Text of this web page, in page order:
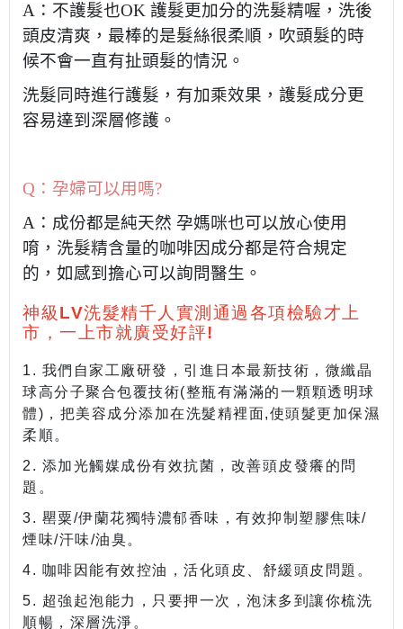
A ：不護髮也OK 護髮更加分的洗髮精喔，洗後
頭皮清爽，最棒的是髮絲很柔順，吹頭髮的時
候不會一直有扯頭髮的情況。
洗髮同時進行護髮，有加乘效果，護髮成分更
容易達到深層修護。
Q ：孕婦可以用嗎?
A ：成份都是純天然 孕媽咪也可以放心使用
唷，洗髮精含量的咖啡因成分都是符合規定
的，如感到擔心可以詢問醫生。
神級LV洗髮精千人實測通過各項檢驗才上
市，一上市就廣受好評!
1. 我們自家工廠研發，引進日本最新技術，微纖晶
球高分子聚合包覆技術(整瓶有滿滿的一顆顆透明球
體)，把美容成分添加在洗髮精裡面,使頭髮更加保濕
柔順。
2. 添加光觸媒成份有效抗菌，改善頭皮發癢的問
題。
3. 罌粟/伊蘭花獨特濃郁香味，有效抑制塑膠焦味/
煙味/汗味/油臭。
4. 咖啡因能有效控油，活化頭皮、舒緩頭皮問題。
5. 超強起泡能力，只要押一次，泡沫多到讓你梳洗
順暢，深層洗淨。